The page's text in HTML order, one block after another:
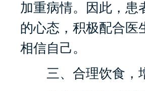
加重病情。因此，患
的心态，积极配合医
相信自己。
三、合理饮食，